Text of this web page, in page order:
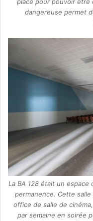
dangereuse permet
La BA 128 était un
permanence. Cette
office de salle de
par semaine en soirée